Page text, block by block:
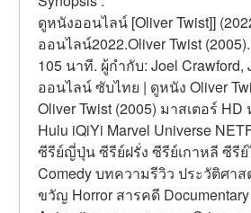
ดูหนังออนไลน์ [Oliver Twist]]
ออนไลน์2022.Oliver Twist
105 นาที. ผู้กำกับ: Joel Crawford,
ออนไลน์ ซับไทย | ดูหนัง Oliver
Oliver Twist (2005) มาสเตอร์
Hulu iQiYi Marvel Universe
ซีรีย์ญี่ปุ่น ซีรีย์ฝรั่ง ซีรีย์เกาหลี ซีรี
Comedy บทความรีวิว ประวัติศา
ขวัญ Horror สารคดี